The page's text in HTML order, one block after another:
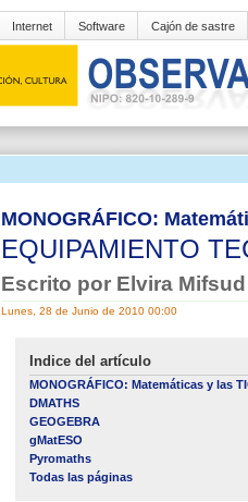
Internet Software Cajón de sastre
MONOGRÁFICO:
EQUIPAMIENTO
Escrito por Elvira
Lunes, 28 de Junio de 2010 00:00
Indice del artículo
MONOGRÁFICO: Matemáticas y las
DMATHS
GEOGEBRA
gMatESO
Pyromaths
Todas las páginas